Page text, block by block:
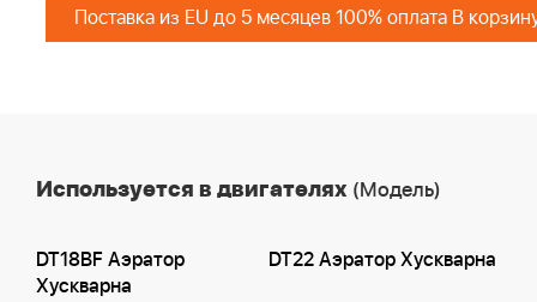
Поставка из EU до 5 месяцев 100% оплата В
Используется в двигателях (Модель)
DT18BF Аэратор
Хускварна
DT22 Аэратор Хускварна